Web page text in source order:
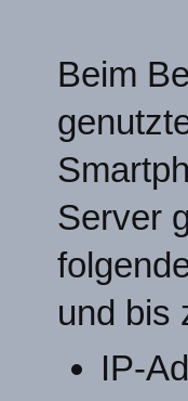
Beim
Server
und bis
IP-